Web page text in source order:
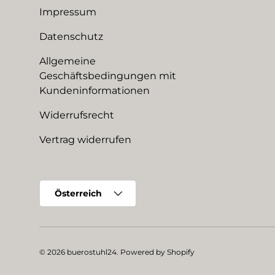
Impressum
Datenschutz
Allgemeine
Geschäftsbedingungen mit
Kundeninformationen
Widerrufsrecht
Vertrag widerrufen
Land/Region
Österreich
© 2026 buerostuhl24. Powered by Shopify